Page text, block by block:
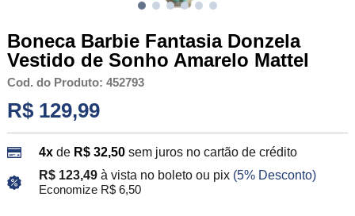
Boneca Barbie Fantasia Donzela
Vestido de Sonho Amarelo Mattel
Cod. do Produto: 452793
R$ 129,99
4xde R$ 32,50 sem juros no cartão de crédito
R$ 123,49 à vista no boleto ou pix (5% Desconto)
Economize R$ 6,50